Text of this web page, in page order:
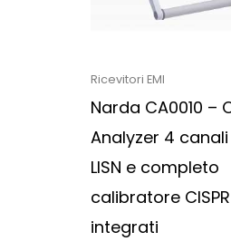
Ricevitori EMI
Narda CA0010 –
Analyzer 4
LISN e completo
calibratore CISPR
integrati